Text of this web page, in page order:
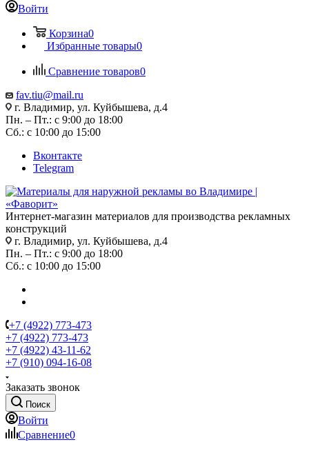
Войти
Корзина0
Избранные товары0
Сравнение товаров0
fav.tiu@mail.ru
г. Владимир, ул. Куйбышева, д.4
Пн. – Пт.: с 9:00 до 18:00
Сб.: с 10:00 до 15:00
Вконтакте
Telegram
Интернет-магазин материалов для производства рекламных
конструкций
г. Владимир, ул. Куйбышева, д.4
Пн. – Пт.: с 9:00 до 18:00
Сб.: с 10:00 до 15:00
+7 (4922) 773-473
+7 (4922) 773-473
+7 (4922) 43-11-62
+7 (910) 094-16-08
Заказать звонок
Поиск
Войти
Сравнение0